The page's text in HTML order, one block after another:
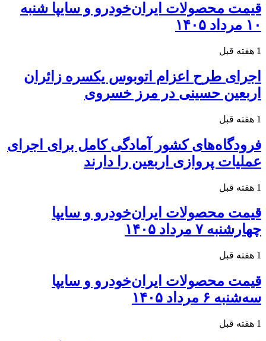
قیمت محصولات ایران‌خودرو و سایپا شنبه
۱۰ مرداد ۱۴۰۵
1 هفته قبل
اجرای طرح اعزام اتوبوس یکسره زائران
اربعین حسینی در مرز خسروی
1 هفته قبل
فرودگاه‌های کشور آمادگی کامل برای اجرای
عملیات پروازی اربعین را دارند
1 هفته قبل
قیمت محصولات ایران‌خودرو و سایپا
چهارشنبه ۷ مرداد ۱۴۰۵
1 هفته قبل
قیمت محصولات ایران‌خودرو و سایپا
سه‌شنبه ۶ مرداد ۱۴۰۵
1 هفته قبل